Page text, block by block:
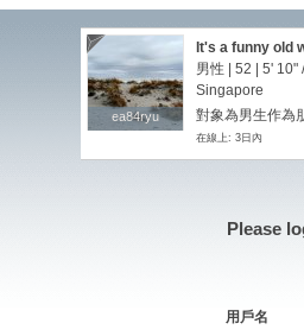
ea84ryu
ea84ryu
It's a funny old
男性 | 52 | 5' 10"
Singapore
對象為男生作為
在線上: 3日內
Please
用戶名